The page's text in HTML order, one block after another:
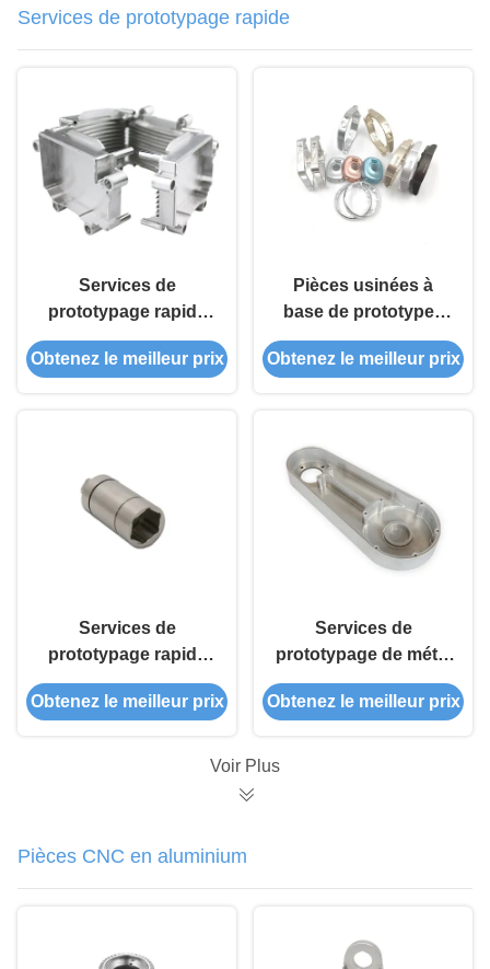
Services de prototypage rapide
Services de
prototypage rapide
pour la coulée sous
pression en
Obtenez le meilleur prix
Pièces usinées à
base de prototypes
rapides CNC de haute
précision pour
Obtenez le meilleur prix
Services de
prototypage rapide
CNC personnalisé
avec une tolérance de
Obtenez le meilleur prix
Services de
prototypage de métal
CNC de précision en
aluminium en acier
Obtenez le meilleur prix
Voir Plus
Pièces CNC en aluminium